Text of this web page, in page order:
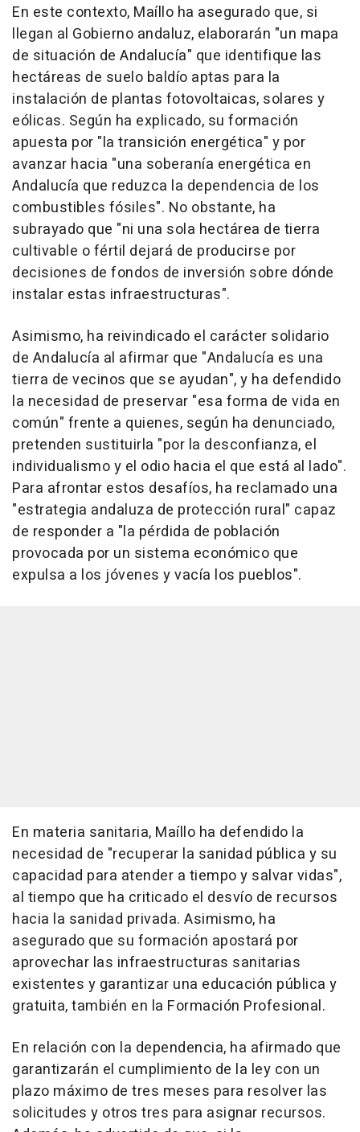
En este contexto, Maíllo ha asegurado que, si
llegan al Gobierno andaluz, elaborarán "un mapa
de situación de Andalucía" que identifique las
hectáreas de suelo baldío aptas para la
instalación de plantas fotovoltaicas, solares y
eólicas. Según ha explicado, su formación
apuesta por "la transición energética" y por
avanzar hacia "una soberanía energética en
Andalucía que reduzca la dependencia de los
combustibles fósiles". No obstante, ha
subrayado que "ni una sola hectárea de tierra
cultivable o fértil dejará de producirse por
decisiones de fondos de inversión sobre dónde
instalar estas infraestructuras".
Asimismo, ha reivindicado el carácter solidario
de Andalucía al afirmar que "Andalucía es una
tierra de vecinos que se ayudan", y ha defendido
la necesidad de preservar "esa forma de vida en
común" frente a quienes, según ha denunciado,
pretenden sustituirla "por la desconfianza, el
individualismo y el odio hacia el que está al lado".
Para afrontar estos desafíos, ha reclamado una
"estrategia andaluza de protección rural" capaz
de responder a "la pérdida de población
provocada por un sistema económico que
expulsa a los jóvenes y vacía los pueblos".
En materia sanitaria, Maíllo ha defendido la
necesidad de "recuperar la sanidad pública y su
capacidad para atender a tiempo y salvar vidas",
al tiempo que ha criticado el desvío de recursos
hacia la sanidad privada. Asimismo, ha
asegurado que su formación apostará por
aprovechar las infraestructuras sanitarias
existentes y garantizar una educación pública y
gratuita, también en la Formación Profesional.
En relación con la dependencia, ha afirmado que
garantizarán el cumplimiento de la ley con un
plazo máximo de tres meses para resolver las
solicitudes y otros tres para asignar recursos.